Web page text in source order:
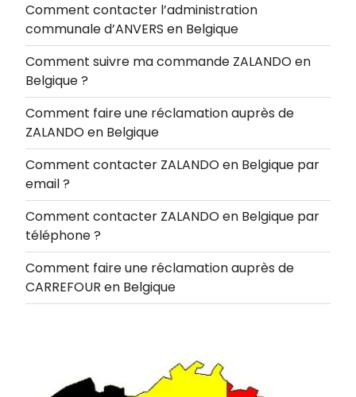
Comment contacter l’administration
communale d’ANVERS en Belgique
Comment suivre ma commande ZALANDO en
Belgique ?
Comment faire une réclamation auprès de
ZALANDO en Belgique
Comment contacter ZALANDO en Belgique par
email ?
Comment contacter ZALANDO en Belgique par
téléphone ?
Comment faire une réclamation auprès de
CARREFOUR en Belgique